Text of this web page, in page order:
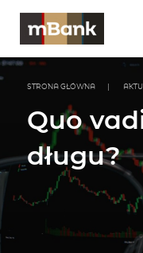
STRONA GŁÓWNA
Quo
długu?